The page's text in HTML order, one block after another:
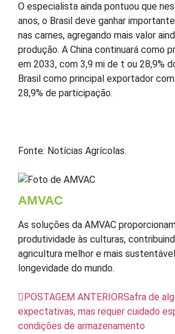
O especialista ainda pontuou que
anos, o Brasil deve ganhar
nas carnes, agregando mais valor
produção. A China continuará como
em 2033, com 3,9 mi de t ou 28,9%
Brasil como principal exportador
28,9% de participação.
Fonte: Notícias Agrícolas.
AMVAC
As soluções da AMVAC
produtividade às culturas,
agricultura melhor e mais
longevidade do mundo.
POSTAGEM ANTERIORSafra de
expectativas, mas requer cuidado
condições de armazenamento